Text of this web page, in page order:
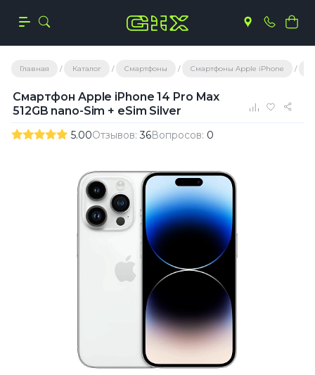
Главная Каталог Смартфоны Смартфоны Apple iPhone
Смартфон Apple iPhone 14 Pro Max
512GB nano-Sim + eSim Silver
5.00Отзывов:36Вопросов: 0